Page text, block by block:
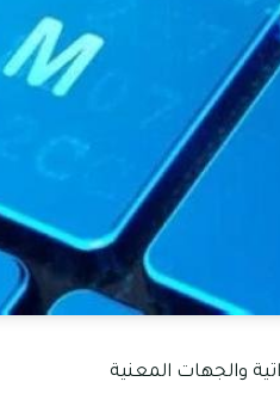
والجهات المعنية